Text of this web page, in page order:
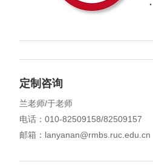
定制咨询
兰老师/于老师
电话：010-82509158/82509157
邮箱：lanyanan@rmbs.ruc.edu.cn